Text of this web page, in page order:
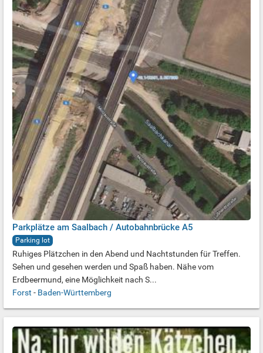
Parkplätze am Saalbach / Autobahnbrücke A5
Parking lot
Ruhiges Plätzchen in den Abend und Nachtstunden für Treffen.
Sehen und gesehen werden und Spaß haben. Nähe vom
Erdbeermund, eine Möglichkeit nach S...
Forst - Baden-Württemberg